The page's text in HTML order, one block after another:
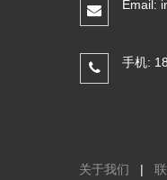
Email:
手机:
关于我们 |